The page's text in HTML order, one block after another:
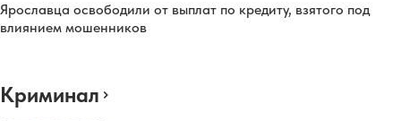
Ярославца освободили от выплат по кредиту, взятого под
влиянием мошенников
Криминал